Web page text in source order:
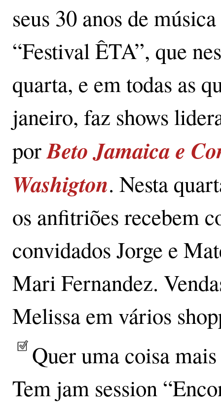
seus 30 anos de
“Festival ÊTA”, que
quarta, e em todas as
janeiro, faz shows
porBeto Jamaica e
Washigton. Nesta
os anfitriões recebem
convidados Jorge e
Mari Fernandez.
Melissa em vários
Quer uma coisa
Tem jam session